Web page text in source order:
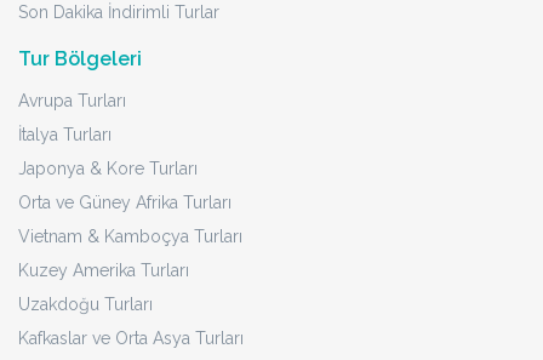
Son Dakika İndirimli Turlar
Tur Bölgeleri
Avrupa Turları
İtalya Turları
Japonya & Kore Turları
Orta ve Güney Afrika Turları
Vietnam & Kamboçya Turları
Kuzey Amerika Turları
Uzakdoğu Turları
Kafkaslar ve Orta Asya Turları